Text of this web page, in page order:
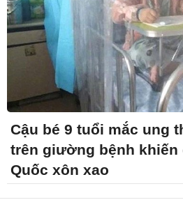
Cậu bé 9 tuổi mắc ung
trên giường bệnh khiến
Quốc xôn xao